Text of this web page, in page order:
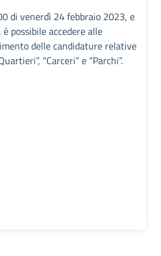
di venerdì 24 febbraio 2023, e
possibile accedere alle
delle candidature relative
“Carceri” e “Parchi”.